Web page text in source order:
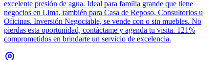
excelente presión de agua. Ideal para familia grande que tiene
negocios en Lima, también para Casa de Reposo, Consultorios u
Oficinas. Inversión Negociable, se vende con o sin muebles. No
pierdas esta oportunidad, contáctame y agenda tu visita. 121%
comprometidos en brindarte un servicio de excelencia.